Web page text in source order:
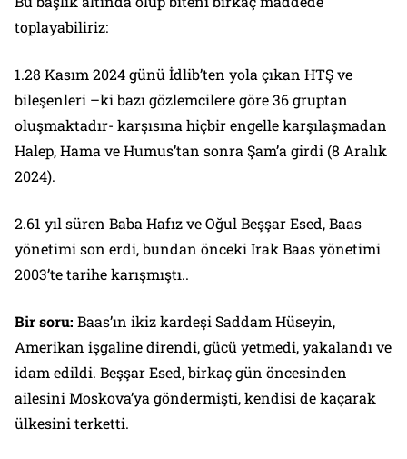
toplayabiliriz:
1.28 Kasım 2024 günü İdlib’ten yola çıkan HTŞ ve
bileşenleri –ki bazı gözlemcilere göre 36 gruptan
oluşmaktadır- karşısına hiçbir engelle karşılaşmadan
Halep, Hama ve Humus’tan sonra Şam’a girdi (8 Aralık
2024).
2.61 yıl süren Baba Hafız ve Oğul Beşşar Esed, Baas
yönetimi son erdi, bundan önceki Irak Baas yönetimi
2003’te tarihe karışmıştı..
Bir soru: Baas’ın ikiz kardeşi Saddam Hüseyin,
Amerikan işgaline direndi, gücü yetmedi, yakalandı ve
idam edildi. Beşşar Esed, birkaç gün öncesinden
ailesini Moskova’ya göndermişti, kendisi de kaçarak
ülkesini terketti.